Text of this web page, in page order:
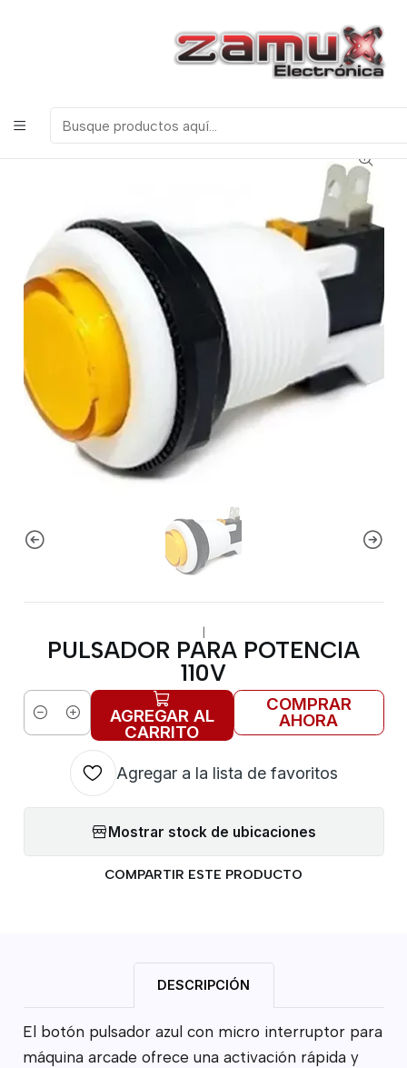
ELECTRONICOS, ROBOTICA & TECNOLOGIA
Discretos
Pulsadores e Interruptores
PULSADOR PARA POTENCIA 110V
|
PULSADOR PARA POTENCIA
110V
Cantidad AGREGAR AL
CARRITO
COMPRAR
AHORA
Agregar a la lista de favoritos
Mostrar stock de ubicaciones
COMPARTIR ESTE PRODUCTO
DESCRIPCIÓN
El botón pulsador azul con micro interruptor para
máquina arcade ofrece una activación rápida y